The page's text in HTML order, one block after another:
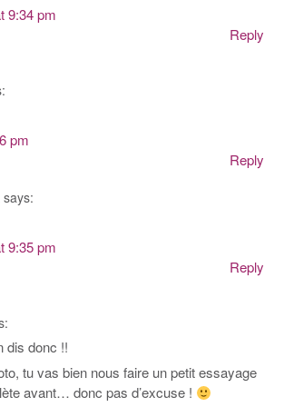
9:34 pm
Reply
pm
Reply
says:
9:35 pm
Reply
dis donc !!
tu vas bien nous faire un petit essayage
avant… donc pas d’excuse !